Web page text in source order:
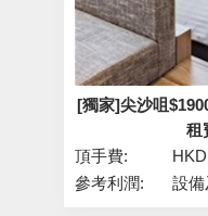
[獨家]尖沙咀
租
頂手費:
參考利潤:
設備